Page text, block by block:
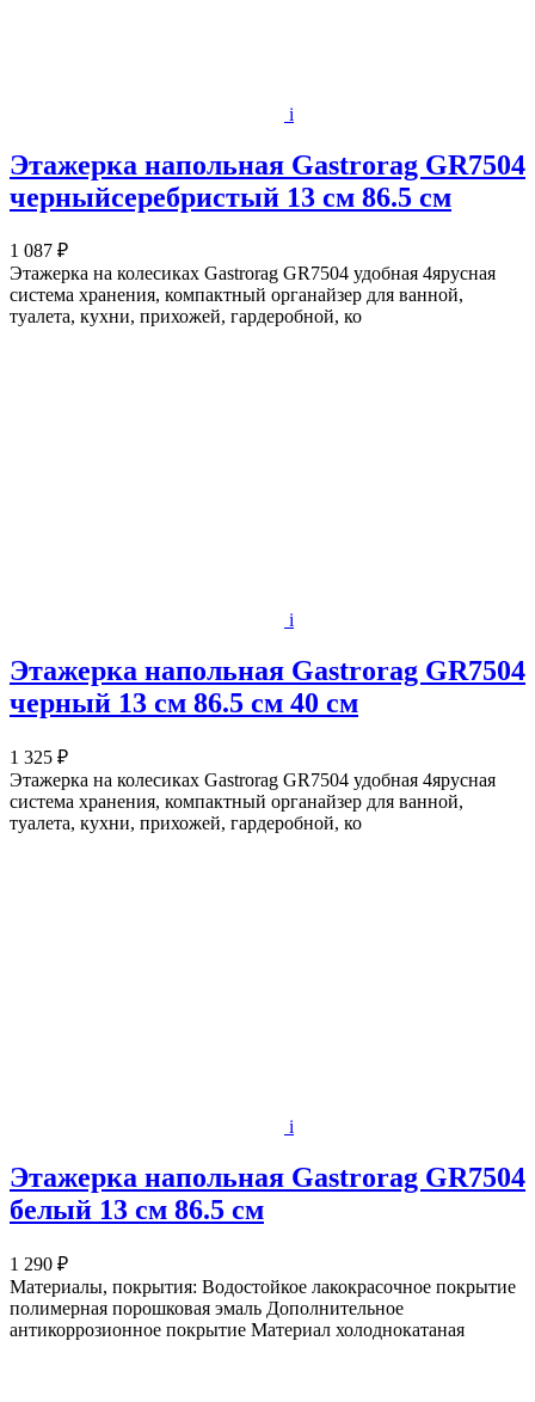
i
Этажерка напольная Gastrorag GR7504
черныйсеребристый 13 см 86.5 см
1 087 ₽
Этажерка на колесиках Gastrorag GR7504 удобная 4ярусная
система хранения, компактный органайзер для ванной,
туалета, кухни, прихожей, гардеробной, ко
i
Этажерка напольная Gastrorag GR7504
черный 13 см 86.5 см 40 см
1 325 ₽
Этажерка на колесиках Gastrorag GR7504 удобная 4ярусная
система хранения, компактный органайзер для ванной,
туалета, кухни, прихожей, гардеробной, ко
i
Этажерка напольная Gastrorag GR7504
белый 13 см 86.5 см
1 290 ₽
Материалы, покрытия: Водостойкое лакокрасочное покрытие
полимерная порошковая эмаль Дополнительное
антикоррозионное покрытие Материал холоднокатаная